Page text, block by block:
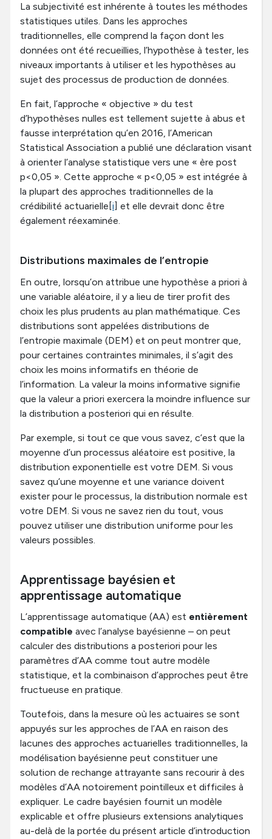
La subjectivité est inhérente à toutes les méthodes
statistiques utiles. Dans les approches
traditionnelles, elle comprend la façon dont les
données ont été recueillies, l’hypothèse à tester, les
niveaux importants à utiliser et les hypothèses au
sujet des processus de production de données.
En fait, l’approche « objective » du test
d’hypothèses nulles est tellement sujette à abus et
fausse interprétation qu’en 2016, l’American
Statistical Association a publié une déclaration visant
à orienter l’analyse statistique vers une « ère post
p<0,05 ». Cette approche « p<0,05 » est intégrée à
la plupart des approches traditionnelles de la
crédibilité actuarielle[i] et elle devrait donc être
également réexaminée.
Distributions maximales de l’entropie
En outre, lorsqu’on attribue une hypothèse a priori à
une variable aléatoire, il y a lieu de tirer profit des
choix les plus prudents au plan mathématique. Ces
distributions sont appelées distributions de
l’entropie maximale (DEM) et on peut montrer que,
pour certaines contraintes minimales, il s’agit des
choix les moins informatifs en théorie de
l’information. La valeur la moins informative signifie
que la valeur a priori exercera la moindre influence sur
la distribution a posteriori qui en résulte.
Par exemple, si tout ce que vous savez, c’est que la
moyenne d’un processus aléatoire est positive, la
distribution exponentielle est votre DEM. Si vous
savez qu’une moyenne et une variance doivent
exister pour le processus, la distribution normale est
votre DEM. Si vous ne savez rien du tout, vous
pouvez utiliser une distribution uniforme pour les
valeurs possibles.
Apprentissage bayésien et
apprentissage automatique
L’apprentissage automatique (AA) est entièrement
compatible avec l’analyse bayésienne – on peut
calculer des distributions a posteriori pour les
paramètres d’AA comme tout autre modèle
statistique, et la combinaison d’approches peut être
fructueuse en pratique.
Toutefois, dans la mesure où les actuaires se sont
appuyés sur les approches de l’AA en raison des
lacunes des approches actuarielles traditionnelles, la
modélisation bayésienne peut constituer une
solution de rechange attrayante sans recourir à des
modèles d’AA notoirement pointilleux et difficiles à
expliquer. Le cadre bayésien fournit un modèle
explicable et offre plusieurs extensions analytiques
au-delà de la portée du présent article d’introduction